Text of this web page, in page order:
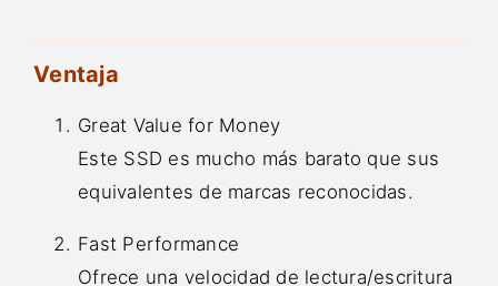
Ventaja
Great Value for Money
Este SSD es mucho más barato que sus
equivalentes de marcas reconocidas.
Fast Performance
Ofrece una velocidad de lectura/escritura